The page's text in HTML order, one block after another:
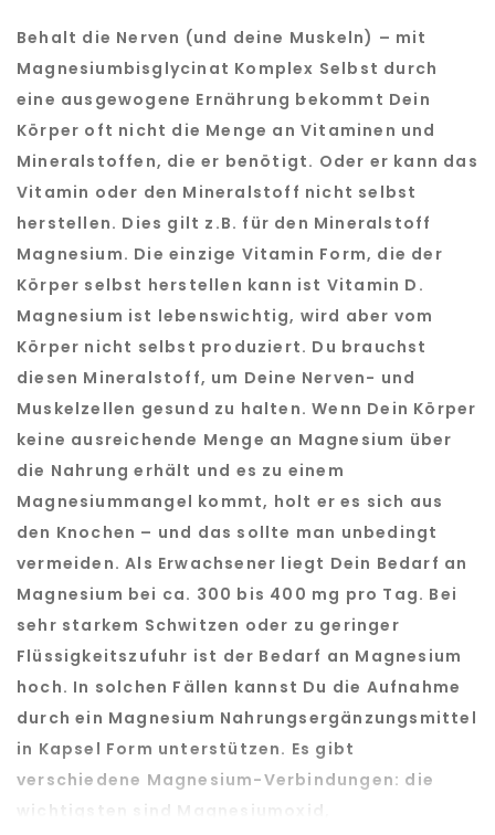
Behalt die Nerven (und deine Muskeln) – mit
Magnesiumbisglycinat Komplex Selbst durch
eine ausgewogene Ernährung bekommt Dein
Körper oft nicht die Menge an Vitaminen und
Mineralstoffen, die er benötigt. Oder er kann das
Vitamin oder den Mineralstoff nicht selbst
herstellen. Dies gilt z.B. für den Mineralstoff
Magnesium. Die einzige Vitamin Form, die der
Körper selbst herstellen kann ist Vitamin D.
Magnesium ist lebenswichtig, wird aber vom
Körper nicht selbst produziert. Du brauchst
diesen Mineralstoff, um Deine Nerven- und
Muskelzellen gesund zu halten. Wenn Dein Körper
keine ausreichende Menge an Magnesium über
die Nahrung erhält und es zu einem
Magnesiummangel kommt, holt er es sich aus
den Knochen – und das sollte man unbedingt
vermeiden. Als Erwachsener liegt Dein Bedarf an
Magnesium bei ca. 300 bis 400 mg pro Tag. Bei
sehr starkem Schwitzen oder zu geringer
Flüssigkeitszufuhr ist der Bedarf an Magnesium
hoch. In solchen Fällen kannst Du die Aufnahme
durch ein Magnesium Nahrungsergänzungsmittel
in Kapsel Form unterstützen. Es gibt
verschiedene Magnesium-Verbindungen: die
wichtigsten sind Magnesiumoxid,